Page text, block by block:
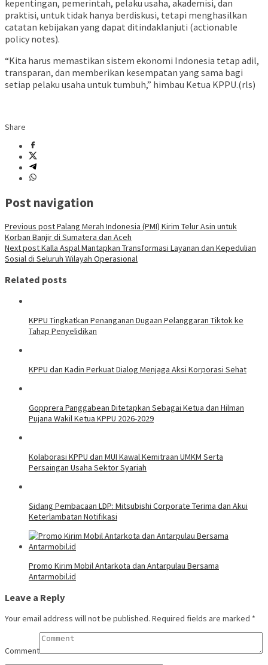
kepentingan, pemerintah, pelaku usaha, akademisi, dan
praktisi, untuk tidak hanya berdiskusi, tetapi menghasilkan
catatan kebijakan yang dapat ditindaklanjuti (actionable
policy notes).
“Kita harus memastikan sistem ekonomi Indonesia tetap adil,
transparan, dan memberikan kesempatan yang sama bagi
setiap pelaku usaha untuk tumbuh,” himbau Ketua KPPU.(rls)
Share
Post navigation
Previous postPalang Merah Indonesia (PMI) Kirim Telur Asin untuk
Korban Banjir di Sumatera dan Aceh
Next postKalla Aspal Mantapkan Transformasi Layanan dan Kepedulian
Sosial di Seluruh Wilayah Operasional
Related posts
KPPU Tingkatkan Penanganan Dugaan Pelanggaran Tiktok ke
Tahap Penyelidikan
KPPU dan Kadin Perkuat Dialog Menjaga Aksi Korporasi Sehat
Gopprera Panggabean Ditetapkan Sebagai Ketua dan Hilman
Pujana Wakil Ketua KPPU 2026-2029
Kolaborasi KPPU dan MUI Kawal Kemitraan UMKM Serta
Persaingan Usaha Sektor Syariah
Sidang Pembacaan LDP: Mitsubishi Corporate Terima dan Akui
Keterlambatan Notifikasi
Promo Kirim Mobil Antarkota dan Antarpulau Bersama
Antarmobil.id
Leave a Reply
Your email address will not be published. Required fields are marked *
Comment